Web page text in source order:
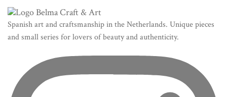
Spanish art and craftsmanship in the Netherlands. Unique pieces
and small series for lovers of beauty and authenticity.